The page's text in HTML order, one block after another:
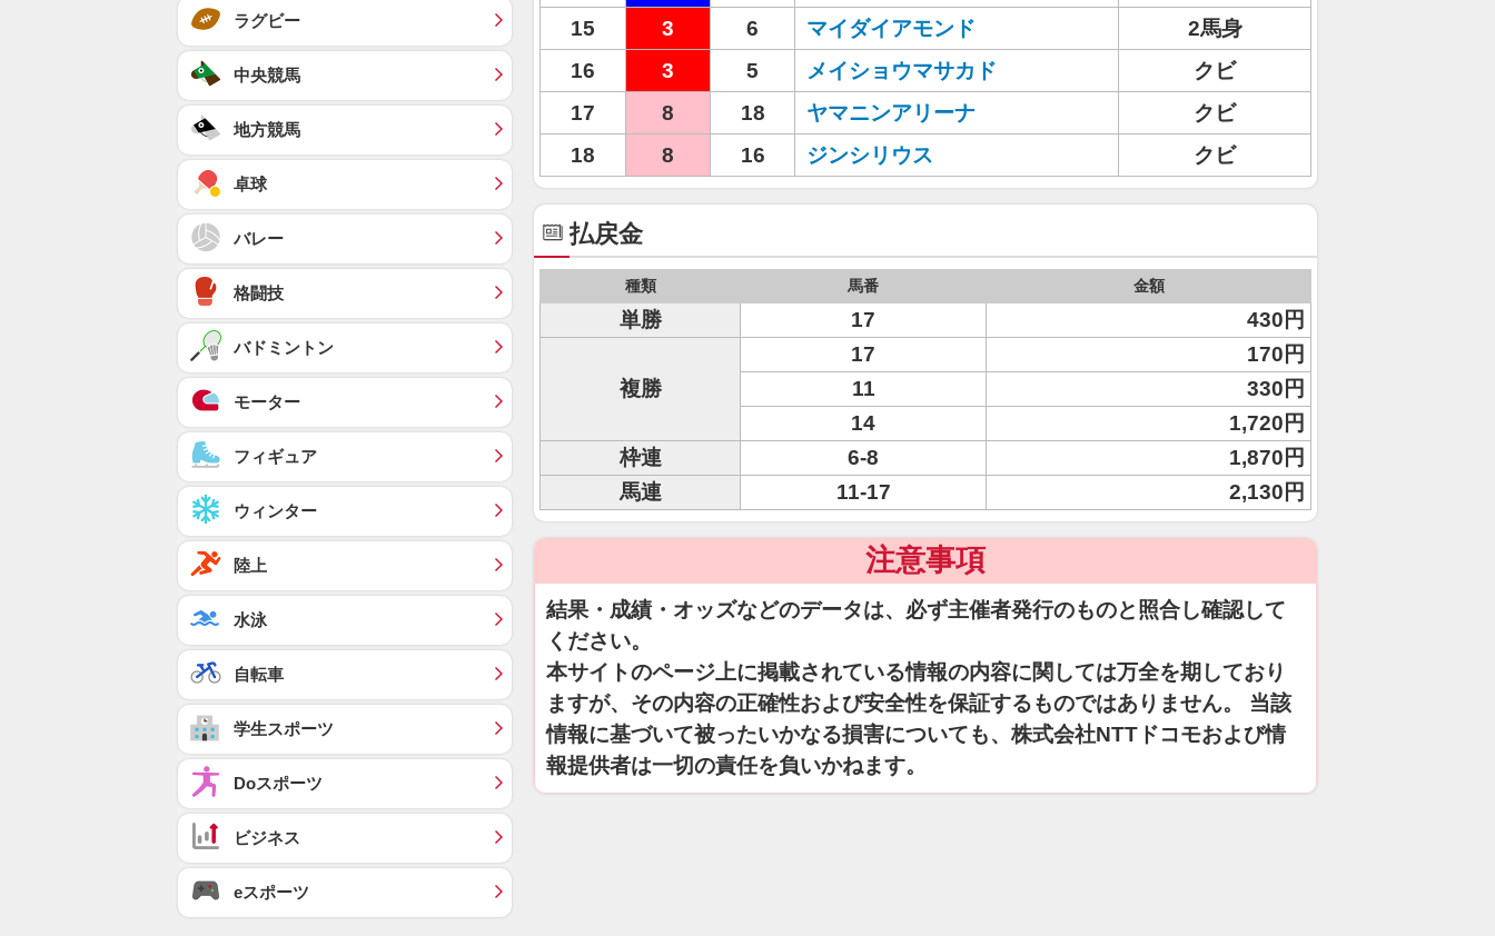
15
3 6 マイダイアモンド
2馬身
16
3 5 メイショウマサカド
クビ
17
8 18 ヤマニンアリーナ
クビ
18
8 16 ジンシリウス クビ
払戻金
種類 馬番 金額
単勝 17 430円
複勝
17
170円
11
330円
14
1,720円
枠連
6-8
1,870円
馬連
11-17 2,130円
注意事項
結果・成績・オッズなどのデータは、必ず主催者発行のものと照合し確認して
ください。
本サイトのページ上に掲載されている情報の内容に関しては万全を期しており
ますが、その内容の正確性および安全性を保証するものではありません。 当該
情報に基づいて被ったいかなる損害についても、株式会社NTTドコモおよび情
報提供者は一切の責任を負いかねます。
ラグビー
中央競馬
地方競馬
卓球
バレー
格闘技
バドミントン
モーター
フィギュア
ウィンター
陸上
水泳
自転車
学生スポーツ
Doスポーツ
ビジネス
eスポーツ